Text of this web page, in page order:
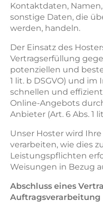
Kontaktdaten,
sonstige Daten, die
werden, handeln.
Der Einsatz des
Vertragserfüllung
potenziellen und
1 lit. b DSGVO) und
schnellen und
Online-Angebots
Anbieter (Art. 6 Abs. 1
Unser Hoster wird
verarbeiten, wie dies
Leistungspflichten
Weisungen in Bezug
Abschluss eines
Auftragsverarbeitung